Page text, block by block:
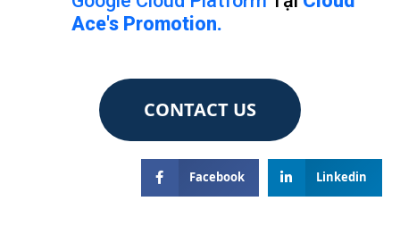
Ace's Promotion.
CONTACT US
Facebook Linkedin